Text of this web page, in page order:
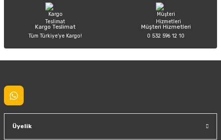
Kargo Teslimat
Tüm Türkiye’ye Kargo!
Müşteri Hizmetleri
0 532 596 12 10
Üyelik